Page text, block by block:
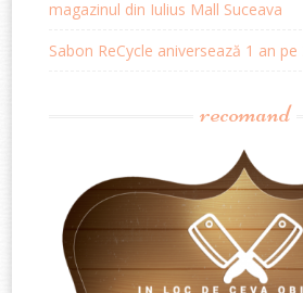
magazinul din Iulius Mall Suceava
Sabon ReCycle aniversează 1 an pe
recomand